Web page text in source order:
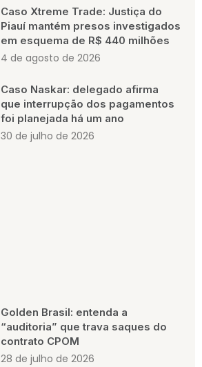
Caso Xtreme Trade: Justiça do
Piauí mantém presos investigados
em esquema de R$ 440 milhões
4 de agosto de 2026
Caso Naskar: delegado afirma
que interrupção dos pagamentos
foi planejada há um ano
30 de julho de 2026
Golden Brasil: entenda a
“auditoria” que trava saques do
contrato CPOM
28 de julho de 2026